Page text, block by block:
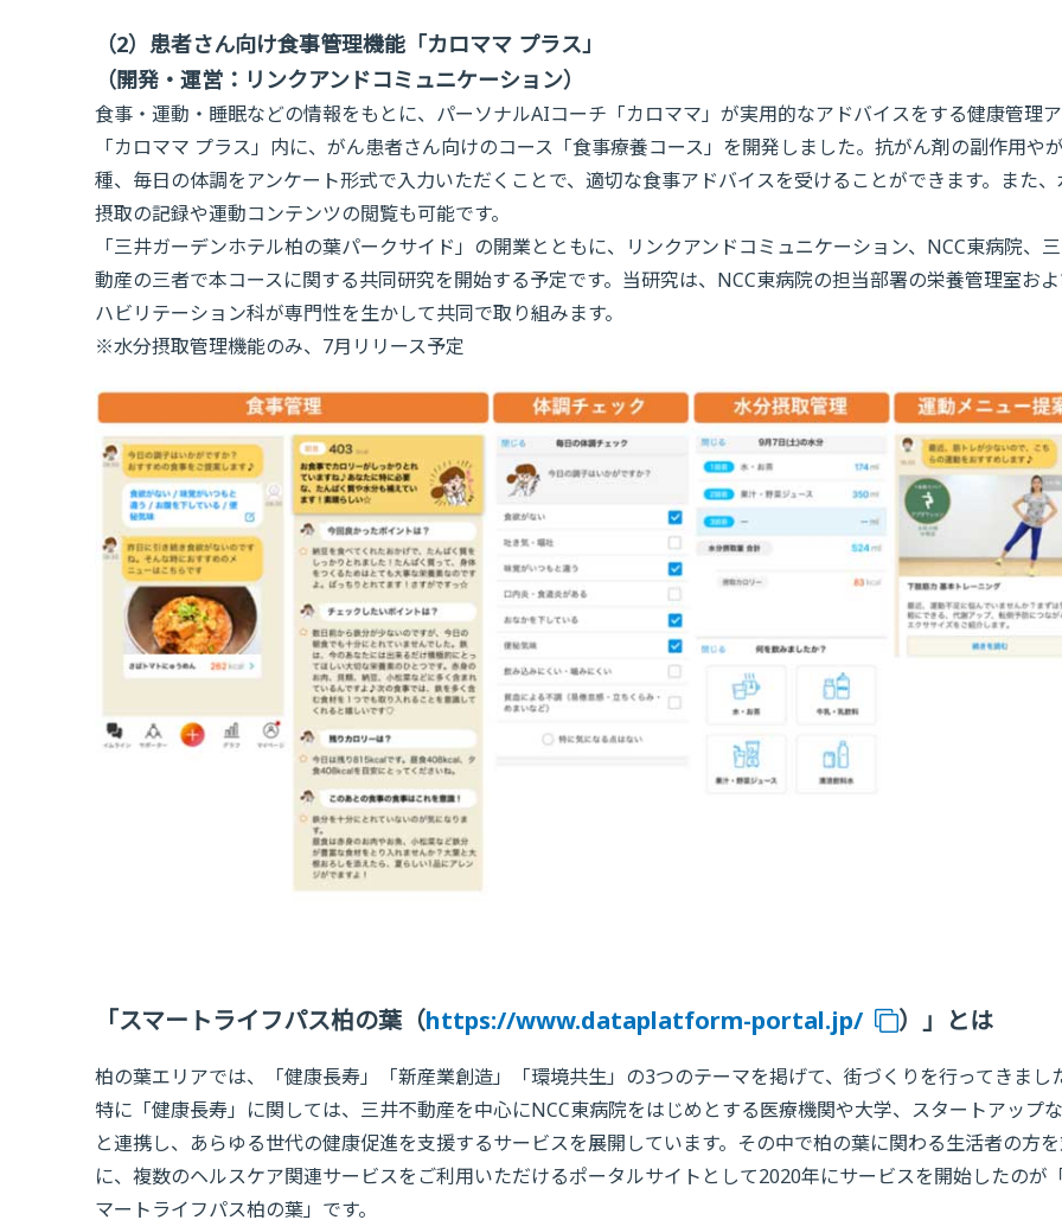
（2）患者さん向け食事管理機能「カロママ プラス」
（開発・運営：リンクアンドコミュニケーション）
食事・運動・睡眠などの情報をもとに、パーソナルAIコーチ「カロママ」が実用的なアドバイスをする健康管理
「カロママ プラス」内に、がん患者さん向けのコース「食事療養コース」を開発しました。抗がん剤の副作用や
種、毎日の体調をアンケート形式で入力いただくことで、適切な食事アドバイスを受けることができます。また
摂取の記録や運動コンテンツの閲覧も可能です。
「三井ガーデンホテル柏の葉パークサイド」の開業とともに、リンクアンドコミュニケーション、NCC東病院、
動産の三者で本コースに関する共同研究を開始する予定です。当研究は、NCC東病院の担当部署の栄養管理室およ
ハビリテーション科が専門性を生かして共同で取り組みます。
※水分摂取管理機能のみ、7月リリース予定
「スマートライフパス柏の葉（https://www.dataplatform-portal.jp/ ）」とは
柏の葉エリアでは、「健康長寿」「新産業創造」「環境共生」の3つのテーマを掲げて、街づくりを行ってきまし
特に「健康長寿」に関しては、三井不動産を中心にNCC東病院をはじめとする医療機関や大学、スタートアップ
と連携し、あらゆる世代の健康促進を支援するサービスを展開しています。その中で柏の葉に関わる生活者の方
に、複数のヘルスケア関連サービスをご利用いただけるポータルサイトとして2020年にサービスを開始したのが
マートライフパス柏の葉」です。